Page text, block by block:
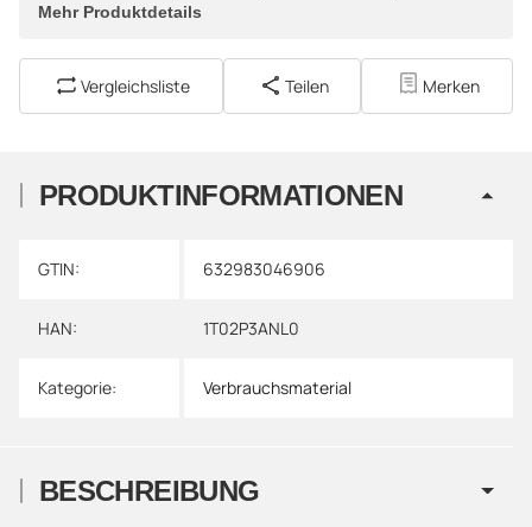
Mehr Produktdetails
Vergleichsliste Teilen Merken
PRODUKTINFORMATIONEN
Produkteigenschaft
Wert
GTIN: 632983046906
HAN: 1T02P3ANL0
Kategorie: Verbrauchsmaterial
BESCHREIBUNG